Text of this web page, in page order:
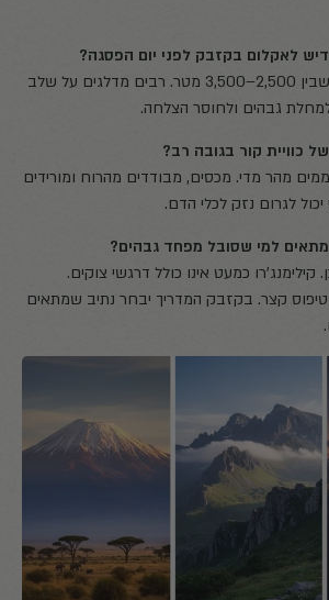
לפחות יומיים בגבהים שבין 2,500–3,500 מטר. רבים מדלגים על שלב
גבהים ולחוסר הצלחה.
מהר מדי. מכסים, מבודדים מהרוח ומורידים
לגרום נזק לכלי הדם.
כמעט אינו כולל דרגשי צוקים.
קצר. בקזבק המדריך יבחר נתיב שמתאים